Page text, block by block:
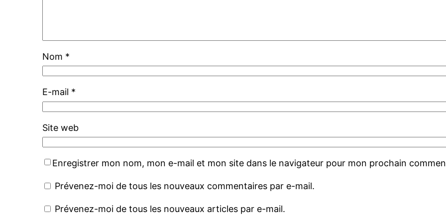
Nom *
E-mail *
Site web
Enregistrer mon nom, mon e-mail et mon site dans le navigateur pour mon prochain
Prévenez-moi de tous les nouveaux commentaires par e-mail.
Prévenez-moi de tous les nouveaux articles par e-mail.